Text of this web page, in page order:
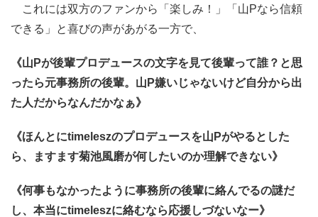
これには双方のファンから「楽しみ！」「山Pなら信頼
できる」と喜びの声があがる一方で、
《山Pが後輩プロデュースの文字を見て後輩って誰？と思
ったら元事務所の後輩。山P嫌いじゃないけど自分から出
た人だからなんだかなぁ》
《ほんとにtimeleszのプロデュースを山Pがやるとした
ら、ますます菊池風磨が何したいのか理解できない》
《何事もなかったように事務所の後輩に絡んでるの謎だ
し、本当にtimeleszに絡むなら応援しづないなー》